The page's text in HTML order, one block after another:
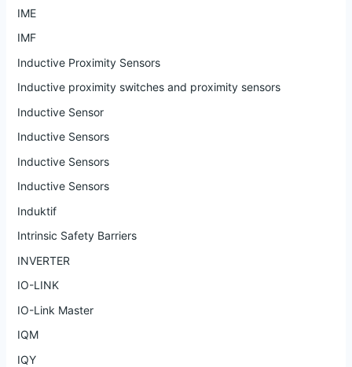
IME
IMF
Inductive Proximity Sensors
Inductive proximity switches and proximity sensors
Inductive Sensor
Inductive Sensors
Inductive Sensors
Inductive Sensors
Induktif
Intrinsic Safety Barriers
INVERTER
IO-LINK
IO-Link Master
IQM
IQY